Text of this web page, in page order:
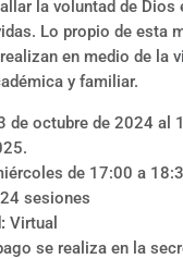
la voluntad de Dios
Lo propio de esta
en medio de la
y familiar.
de octubre de 2024 al
de 17:00 a
sesiones
Virtual
se realiza en la